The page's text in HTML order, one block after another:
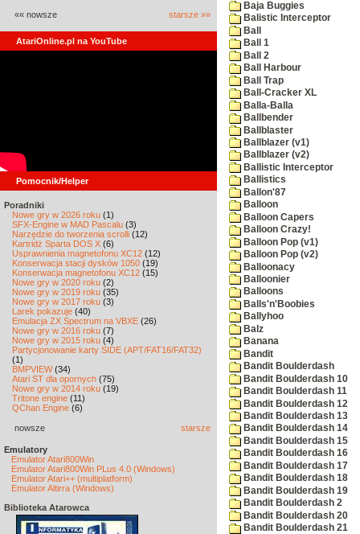
«« nowsze starsze »»
AtariOnline.pl na YouTube
Pomocnik/Helper
Poradniki
Nowe gry w 2026 roku (1)
SFX-Engine w MAD Pascalu (3)
Narzędzie do tworzenia scrolli (12)
Kartridż Sparta DOS X (6)
Usprawnienia magnetofonu XC12 (12)
Konserwacja stacji dysków 1050 (19)
Konserwacja magnetofonu XC12 (15)
Nowe gry w 2020 roku (2)
Nowe gry w 2019 roku (35)
Nowe gry w 2017 roku (3)
Larek pokazuje (40)
Emulacja ZX Spectrum na VBXE (26)
Nowe gry w 2016 roku (7)
Nowe gry w 2015 roku (4)
Partycjonowanie karty SIDE (APT/FAT16/FAT32)
(1)
BMPVIEW(34)
Atari ST dla opornych (75)
Nowe gry w 2014 roku (19)
Tritone engine (11)
QChan Engine (6)
nowsze starsze
Emulatory
Emulator Atari800Win
Emulator Atari800Win PLus 4.0 (Windows)
Emulator Atari++ (multiplatform)
Emulator Altirra (Windows)
Biblioteka Atarowca
Baja Buggies
Balistic Interceptor
Ball
Ball 1
Ball 2
Ball Harbour
Ball Trap
Ball-Cracker XL
Balla-Balla
Ballbender
Ballblaster
Ballblazer (v1)
Ballblazer (v2)
Ballistic Interceptor
Ballistics
Ballon'87
Balloon
Balloon Capers
Balloon Crazy!
Balloon Pop (v1)
Balloon Pop (v2)
Balloonacy
Balloonier
Balloons
Balls'n'Boobies
Ballyhoo
Balz
Banana
Bandit
Bandit Boulderdash
Bandit Boulderdash 10
Bandit Boulderdash 11
Bandit Boulderdash 12
Bandit Boulderdash 13
Bandit Boulderdash 14
Bandit Boulderdash 15
Bandit Boulderdash 16
Bandit Boulderdash 17
Bandit Boulderdash 18
Bandit Boulderdash 19
Bandit Boulderdash 2
Bandit Boulderdash 20
Bandit Boulderdash 21